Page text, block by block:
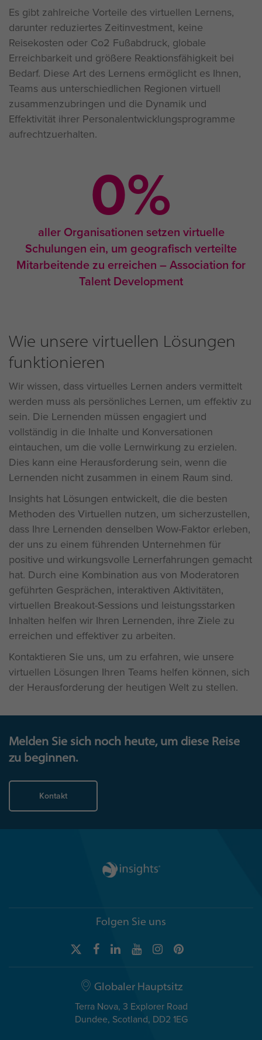
Es gibt zahlreiche Vorteile des virtuellen Lernens,
darunter reduziertes Zeitinvestment, keine
Reisekosten oder Co2 Fußabdruck, globale
Erreichbarkeit und größere Reaktionsfähigkeit bei
Bedarf. Diese Art des Lernens ermöglicht es Ihnen,
Teams aus unterschiedlichen Regionen virtuell
zusammenzubringen und die Dynamik und
Effektivität ihrer Personalentwicklungsprogramme
aufrechtzuerhalten.
0%
aller Organisationen setzen virtuelle
Schulungen ein, um geografisch verteilte
Mitarbeitende zu erreichen – Association for
Talent Development
Wie unsere virtuellen Lösungen
funktionieren
Wir wissen, dass virtuelles Lernen anders vermittelt
werden muss als persönliches Lernen, um effektiv zu
sein. Die Lernenden müssen engagiert und
vollständig in die Inhalte und Konversationen
eintauchen, um die volle Lernwirkung zu erzielen.
Dies kann eine Herausforderung sein, wenn die
Lernenden nicht zusammen in einem Raum sind.
Insights hat Lösungen entwickelt, die die besten
Methoden des Virtuellen nutzen, um sicherzustellen,
dass Ihre Lernenden denselben Wow-Faktor erleben,
der uns zu einem führenden Unternehmen für
positive und wirkungsvolle Lernerfahrungen gemacht
hat. Durch eine Kombination aus von Moderatoren
geführten Gesprächen, interaktiven Aktivitäten,
virtuellen Breakout-Sessions und leistungsstarken
Inhalten helfen wir Ihren Lernenden, ihre Ziele zu
erreichen und effektiver zu arbeiten.
Kontaktieren Sie uns, um zu erfahren, wie unsere
virtuellen Lösungen Ihren Teams helfen können, sich
der Herausforderung der heutigen Welt zu stellen.
Melden Sie sich noch heute, um diese Reise
zu beginnen.
Kontakt
Folgen Sie uns
Globaler Hauptsitz
Terra Nova, 3 Explorer Road
Dundee, Scotland, DD2 1EG